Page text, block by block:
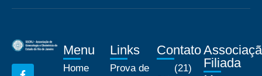
Menu
Home
Links
Prova de
Contato
(21)
Filiada